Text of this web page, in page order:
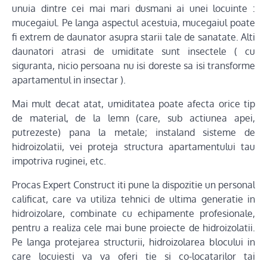
unuia dintre cei mai mari dusmani ai unei locuinte :
mucegaiul. Pe langa aspectul acestuia, mucegaiul poate
fi extrem de daunator asupra starii tale de sanatate. Alti
daunatori atrasi de umiditate sunt insectele ( cu
siguranta, nicio persoana nu isi doreste sa isi transforme
apartamentul in insectar ).
Mai mult decat atat, umiditatea poate afecta orice tip
de material, de la lemn (care, sub actiunea apei,
putrezeste) pana la metale; instaland sisteme de
hidroizolatii, vei proteja structura apartamentului tau
impotriva ruginei, etc.
Procas Expert Construct iti pune la dispozitie un personal
calificat, care va utiliza tehnici de ultima generatie in
hidroizolare, combinate cu echipamente profesionale,
pentru a realiza cele mai bune proiecte de hidroizolatii.
Pe langa protejarea structurii, hidroizolarea blocului in
care locuiesti va va oferi tie si co-locatarilor tai